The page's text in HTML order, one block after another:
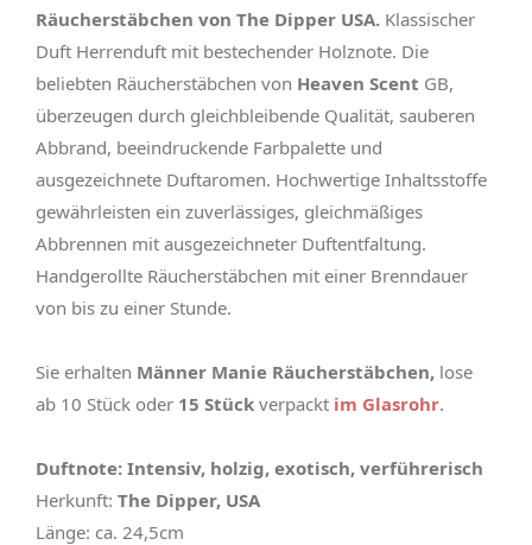
Räucherstäbchen von The Dipper USA. Klassischer
Duft Herrenduft mit bestechender Holznote. Die
beliebten Räucherstäbchen von Heaven Scent GB,
überzeugen durch gleichbleibende Qualität, sauberen
Abbrand, beeindruckende Farbpalette und
ausgezeichnete Duftaromen. Hochwertige Inhaltsstoffe
gewährleisten ein zuverlässiges, gleichmäßiges
Abbrennen mit ausgezeichneter Duftentfaltung.
Handgerollte Räucherstäbchen mit einer Brenndauer
von bis zu einer Stunde.
Sie erhalten Männer Manie Räucherstäbchen, lose
ab 10 Stück oder 15 Stück verpackt im Glasrohr.
Duftnote: Intensiv, holzig, exotisch, verführerisch
Herkunft: The Dipper, USA
Länge: ca. 24,5cm